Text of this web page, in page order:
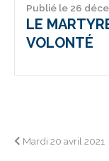
Publié le 26
LE
VOLONTÉ
Mardi 20 avril 2021